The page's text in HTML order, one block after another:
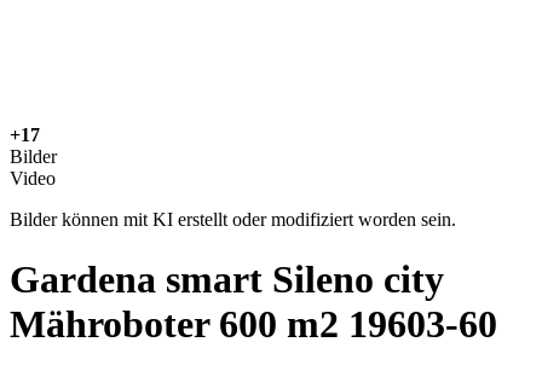
+17
Bilder
Video
Bilder können mit KI erstellt oder modifiziert worden sein.
Gardena smart Sileno city
Mähroboter 600 m2 19603-60